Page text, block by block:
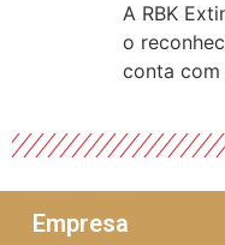
A RBK
o
conta
Empresa